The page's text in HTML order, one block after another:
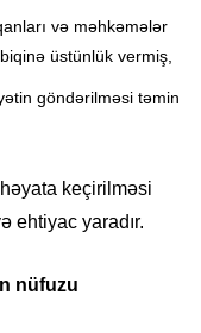
və məhkəmələr
üstünlük vermiş,
göndərilməsi təmin
keçirilməsi
ehtiyac yaradır.
nüfuzu